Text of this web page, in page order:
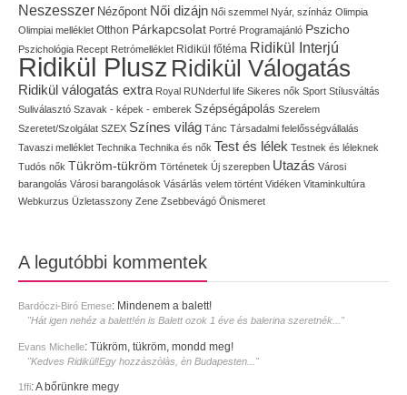
Neszesszer Nézőpont Női dizájn Női szemmel Nyár, színház Olimpia
Olimpiai melléklet Otthon Párkapcsolat Portré Programajánló Pszicho
Pszichológia Recept Retrómelléklet Ridikül főtéma Ridikül Interjú
Ridikül Plusz Ridikül Válogatás
Ridikül válogatás extra Royal RUNderful life Sikeres nők Sport Stílusváltás
Suliválasztó Szavak - képek - emberek Szépségápolás Szerelem
Szeretet/Szolgálat SZEX Színes világ Tánc Társadalmi felelősségvállalás
Tavaszi melléklet Technika Technika és nők Test és lélek Testnek és léleknek
Tudós nők Tükröm-tükröm Történetek Új szerepben Utazás Városi
barangolás Városi barangolások Vásárlás velem történt Vidéken Vitaminkultúra
Webkurzus Üzletasszony Zene Zsebbevágó Önismeret
A legutóbbi kommentek
Bardóczi-Biró Emese: Mindenem a balett!
"Hát igen nehéz a balett!én is Balett ozok 1 éve és balerina szeretnék..."
Evans Michelle: Tükröm, tükröm, mondd meg!
"Kedves Ridikül!Egy hozzàszòlàs, èn Budapesten..."
1ffi:A bőrünkre megy